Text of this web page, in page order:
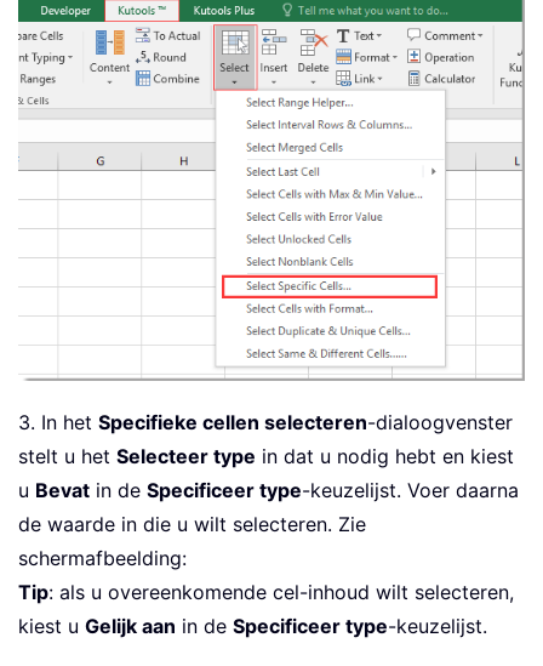
3. In het Specifieke cellen selecteren-dialoogvenster
stelt u het Selecteer type in dat u nodig hebt en kiest
u Bevat in de Specificeer type-keuzelijst. Voer daarna
de waarde in die u wilt selecteren. Zie
schermafbeelding:
Tip: als u overeenkomende cel-inhoud wilt selecteren,
kiest u Gelijk aan in de Specificeer type-keuzelijst.